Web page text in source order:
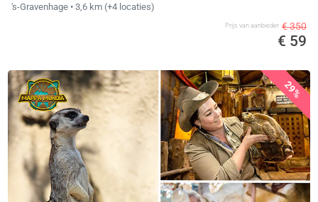
's-Gravenhage • 3,6 km (+4 locaties)
Prijs van aanbieder € 350
€ 59
29%